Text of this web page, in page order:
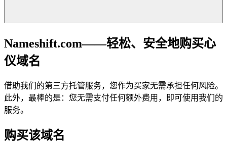
Nameshift.com——轻松、安全地购买心
仪域名
借助我们的第三方托管服务，您作为买家无需承担任何风险。
此外，最棒的是：您无需支付任何额外费用，即可使用我们的
服务。
购买该域名